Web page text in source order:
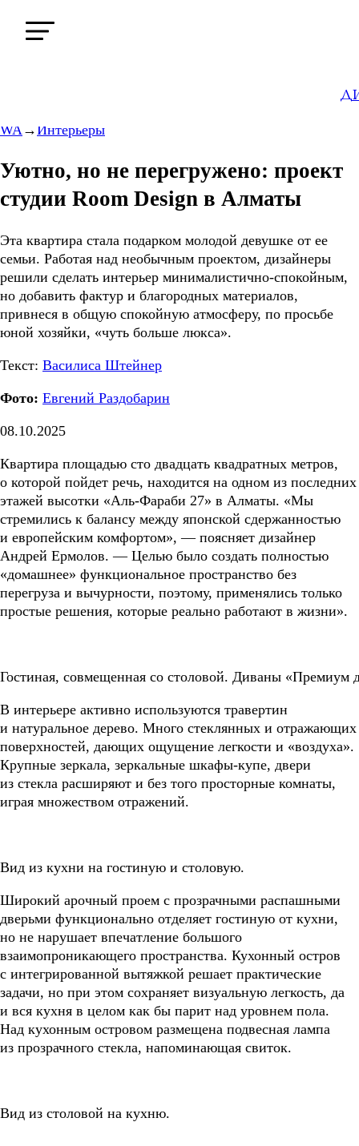
WA → Интерьеры
Уютно, но не перегружено: проект
студии Room Design в Алматы
Эта квартира стала подарком молодой девушке от ее
семьи. Работая над необычным проектом, дизайнеры
решили сделать интерьер минималистично-спокойным,
но добавить фактур и благородных материалов,
привнеся в общую спокойную атмосферу, по просьбе
юной хозяйки, «чуть больше люкса».
Текст: Василиса Штейнер
Фото: Евгений Раздобарин
08.10.2025
Квартира площадью сто двадцать квадратных метров,
о которой пойдет речь, находится на одном из последних
этажей высотки «Аль-Фараби 27» в Алматы. «Мы
стремились к балансу между японской сдержанностью
и европейским комфортом», — поясняет дизайнер
Андрей Ермолов. — Целью было создать полностью
«домашнее» функциональное пространство без
перегруза и вычурности, поэтому, применялись только
простые решения, которые реально работают в жизни».
Гостиная, совмещенная со столовой. Диваны
В интерьере активно используются травертин
и натуральное дерево. Много стеклянных и отражающих
поверхностей, дающих ощущение легкости и «воздуха».
Крупные зеркала, зеркальные шкафы-купе, двери
из стекла расширяют и без того просторные комнаты,
играя множеством отражений.
Вид из кухни на гостиную и столовую.
Широкий арочный проем с прозрачными распашными
дверьми функционально отделяет гостиную от кухни,
но не нарушает впечатление большого
взаимопроникающего пространства. Кухонный остров
с интегрированной вытяжкой решает практические
задачи, но при этом сохраняет визуальную легкость, да
и вся кухня в целом как бы парит над уровнем пола.
Над кухонным островом размещена подвесная лампа
из прозрачного стекла, напоминающая свиток.
Вид из столовой на кухню.